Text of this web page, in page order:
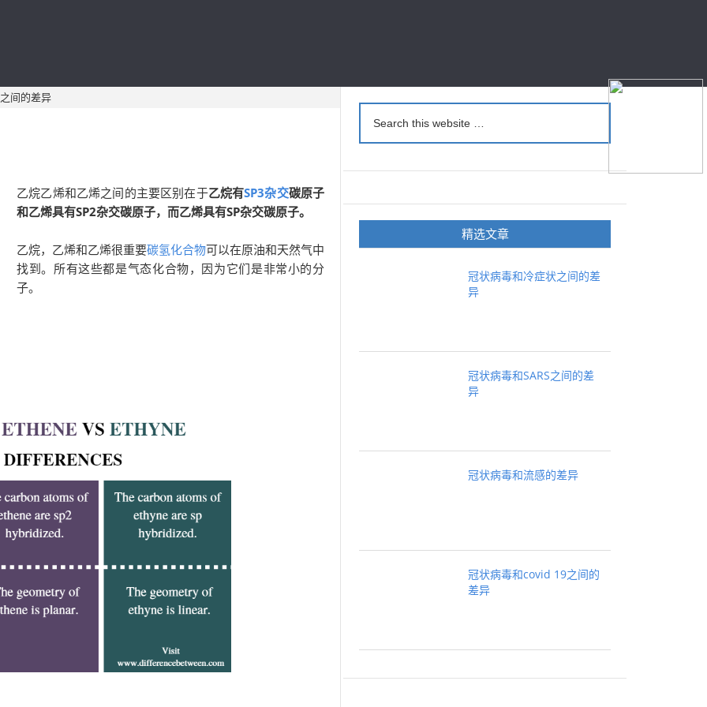
间的差异
乙烷乙烯和乙烯之间的主要区别在于乙烷有SP3杂交碳原子
和乙烯具有SP2杂交碳原子，而乙烯具有SP杂交碳原子。
乙烷，乙烯和乙烯很重要碳氢化合物可以在原油和天然气中
找到。所有这些都是气态化合物，因为它们是非常小的分
子。
精选文章
冠状病毒和冷症状之间的差
异
冠状病毒和SARS之间的差
异
冠状病毒和流感的差异
冠状病毒和covid 19之间的
差异